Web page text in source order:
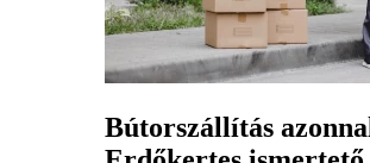
Bútorszállítás